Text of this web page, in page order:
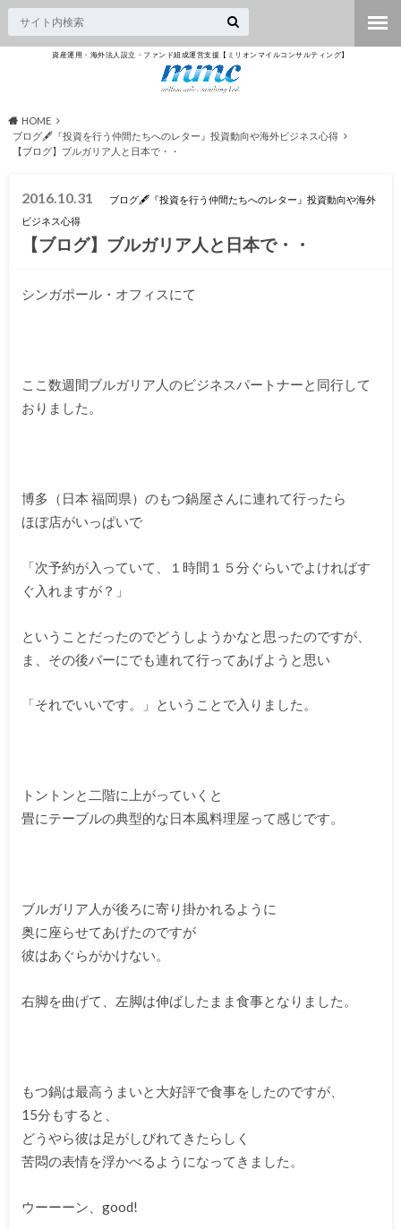
資産運用・海外法人設立・ファンド組成運営支援【ミリオンマイルコンサルティング】
HOME
ブログ🖋『投資を行う仲間たちへのレター』投資動向や海外ビジネス心得
【ブログ】ブルガリア人と日本で・・
2016.10.31
ブログ🖋『投資を行う仲間たちへのレター』投資動向や海外
ビジネス心得
【ブログ】ブルガリア人と日本で・・
シンガポール・オフィスにて
ここ数週間ブルガリア人のビジネスパートナーと同行して
おりました。
博多（日本 福岡県）のもつ鍋屋さんに連れて行ったら
ほぼ店がいっぱいで
「次予約が入っていて、１時間１５分ぐらいでよければす
ぐ入れますが？」
ということだったのでどうしようかなと思ったのですが、
ま、その後バーにでも連れて行ってあげようと思い
「それでいいです。」ということで入りました。
トントンと二階に上がっていくと
畳にテーブルの典型的な日本風料理屋って感じです。
ブルガリア人が後ろに寄り掛かれるように
奥に座らせてあげたのですが
彼はあぐらがかけない。
右脚を曲げて、左脚は伸ばしたまま食事となりました。
もつ鍋は最高うまいと大好評で食事をしたのですが、
15分もすると、
どうやら彼は足がしびれてきたらしく
苦悶の表情を浮かべるようになってきました。
ウーーーン、good!